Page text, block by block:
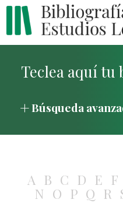
Búsqueda
A B C D E F
N O P Q R